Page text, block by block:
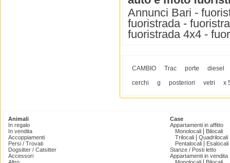
Annunci Bari -
fuoristrada -
fuoristrada 4x4 -
CAMBIO Trac porte
diesel
cerchi
g posteriori vetri x
Animali
In regalo
In vendita
Accoppiamenti
Persi / Trovati
Dogsitter / Catsitter
Accessori
Case
Appartamenti in affitto
Monolocali
Bilocali
Trilocali
Quadrilocali
Pentalocali
Esalocali
Stanze / Posti letto
Appartamenti in vendita